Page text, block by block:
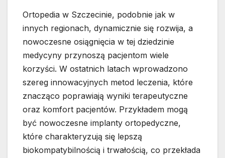
Ortopedia w Szczecinie, podobnie jak w
innych regionach, dynamicznie się rozwija, a
nowoczesne osiągnięcia w tej dziedzinie
medycyny przynoszą pacjentom wiele
korzyści. W ostatnich latach wprowadzono
szereg innowacyjnych metod leczenia, które
znacząco poprawiają wyniki terapeutyczne
oraz komfort pacjentów. Przykładem mogą
być nowoczesne implanty ortopedyczne,
które charakteryzują się lepszą
biokompatybilnością i trwałością, co przekłada